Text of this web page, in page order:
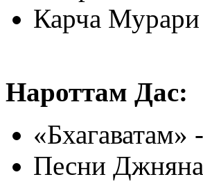
Карча
Нароттам Дас:
«Бхагаватам»
Песни